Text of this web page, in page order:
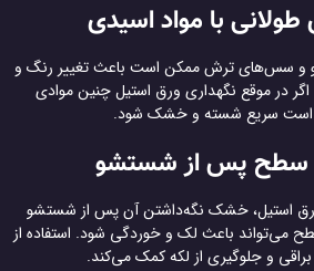
با مواد اسیدی
و سس‌های ترش ممکن است باعث تغییر رنگ و
در موقع نگهداری ورق استیل چنین موادی
است سریع شسته و خشک شود.
سطح پس از شستشو
استیل، خشک نگه‌داشتن آن پس از شستشو
می‌تواند باعث لک و خوردگی شود. استفاده از
و جلوگیری از لکه کمک می‌کند.